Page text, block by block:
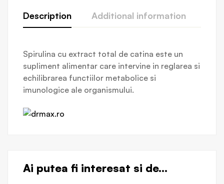
Description Additional information
Spirulina cu extract total de catina este un
supliment alimentar care intervine in reglarea si
echilibrarea functiilor metabolice si
imunologice ale organismului.
Ai putea fi interesat si de...